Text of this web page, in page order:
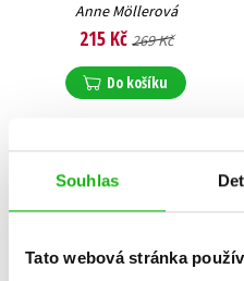
Souhlas
Tato webová stránka
Anne Möllerová
215 Kč 269 Kč
Do košíku